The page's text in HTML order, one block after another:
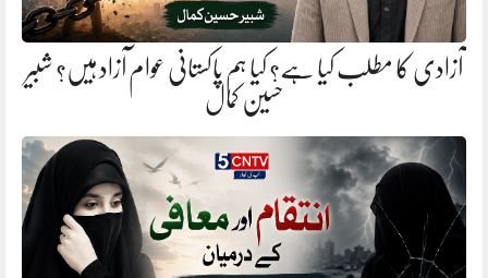
آزادی کا مطلب کیا ہے؟ کیا ہم پاکستانی عوام آزاد ہیں؟ شبیر
حسین کمال